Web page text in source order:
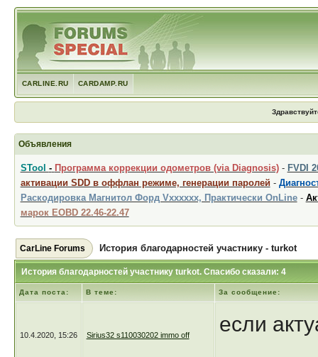
CARLINE.RU CARDAMP.RU
Объявления
STool - Программа коррекции одометров (via Diagnosis)- FVDI
активации SDD в оффлан режиме, генерации паролей -
Раскодировка Магнитол Форд Vxxxxxx, Практически OnLine-
марок EOBD 22.46-22.47
CarLine Forums История благодарностей участнику - turkot
История благодарностей участнику turkot. Спасибо сказали: 4
Дата поста: В теме: За сообщение:
10.4.2020, 15:26 Sirius32 s110030202 immo off если